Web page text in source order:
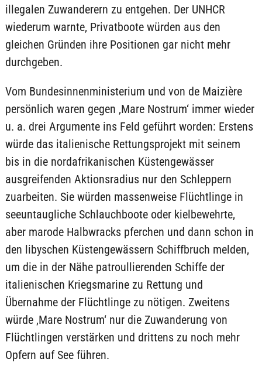
illegalen Zuwanderern zu entgehen. Der UNHCR
wiederum warnte, Privatboote würden aus den
gleichen Gründen ihre Positionen gar nicht mehr
durchgeben.
Vom Bundesinnenministerium und von de Maizière
persönlich waren gegen ‚Mare Nostrum‘ immer wieder
u. a. drei Argumente ins Feld geführt worden: Erstens
würde das italienische Rettungsprojekt mit seinem
bis in die nordafrikanischen Küstengewässer
ausgreifenden Aktionsradius nur den Schleppern
zuarbeiten. Sie würden massenweise Flüchtlinge in
seeuntaugliche Schlauchboote oder kielbewehrte,
aber marode Halbwracks pferchen und dann schon in
den libyschen Küstengewässern Schiffbruch melden,
um die in der Nähe patroullierenden Schiffe der
italienischen Kriegsmarine zu Rettung und
Übernahme der Flüchtlinge zu nötigen. Zweitens
würde ‚Mare Nostrum‘ nur die Zuwanderung von
Flüchtlingen verstärken und drittens zu noch mehr
Opfern auf See führen.